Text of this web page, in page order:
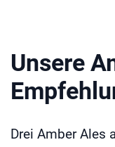
Unsere
Drei Amber Ales